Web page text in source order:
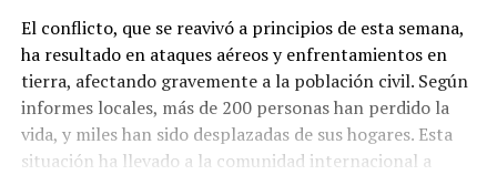
El conflicto, que se reavivó a principios de esta semana,
ha resultado en ataques aéreos y enfrentamientos en
tierra, afectando gravemente a la población civil. Según
informes locales, más de 200 personas han perdido la
vida, y miles han sido desplazadas de sus hogares. Esta
situación ha llevado a la comunidad internacional a